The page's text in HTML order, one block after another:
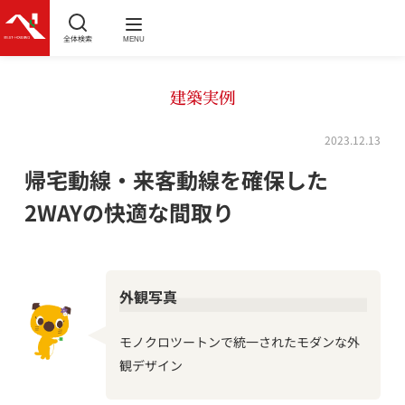
全体検索 MENU
建築実例
2023.12.13
帰宅動線・来客動線を確保した
2WAYの快適な間取り
外観写真
モノクロツートンで統一されたモダンな外
観デザイン